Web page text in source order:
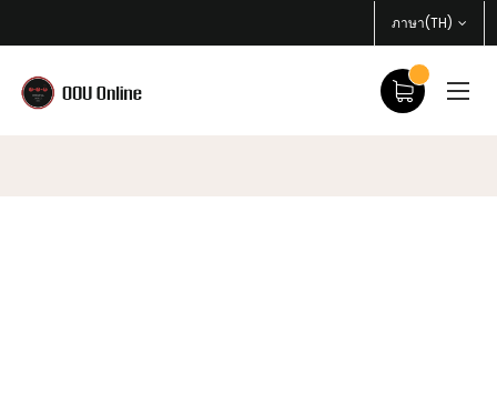
ภาษา(TH)